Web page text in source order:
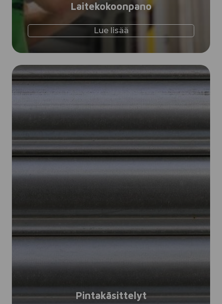
Laitekokoonpano
Lue lisää
Pintakäsittelyt